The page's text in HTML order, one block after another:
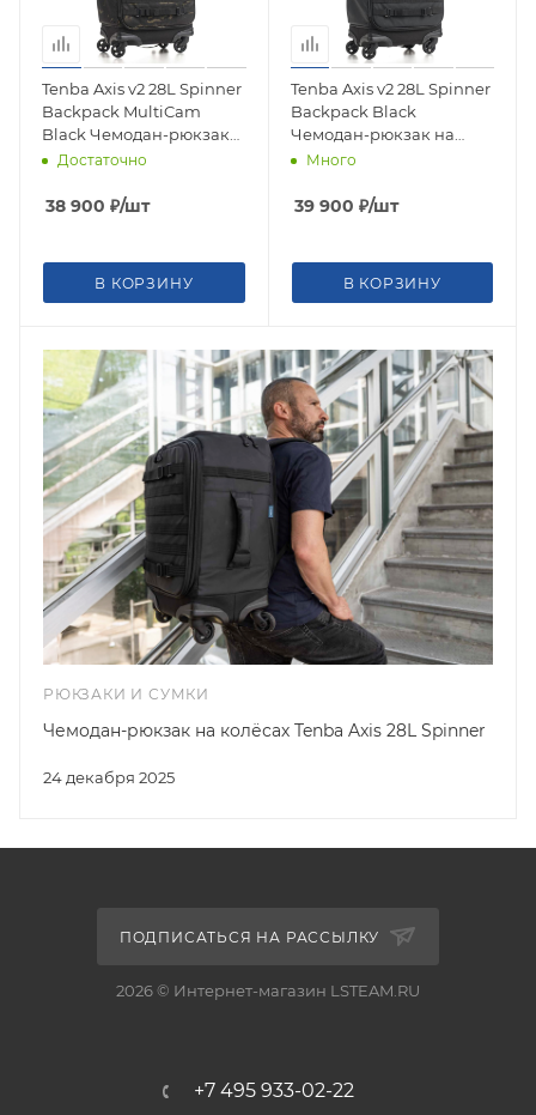
Tenba Axis v2 28L Spinner
Backpack MultiCam
Black Чемодан-рюкзак
на колесах для
Достаточно
38 900 ₽/шт
В КОРЗИНУ
Tenba Axis v2 28L Spinner
Backpack Black
Чемодан-рюкзак на
колесах для
Много
39 900 ₽/шт
В КОРЗИНУ
РЮКЗАКИ И СУМКИ
24 декабря 2025
Чемодан-рюкзак на колёсах Tenba Axis 28L Spinner
ПОДПИСАТЬСЯ НА РАССЫЛКУ
2026 © Интернет-магазин LSTEAM.RU
+7 495 933-02-22